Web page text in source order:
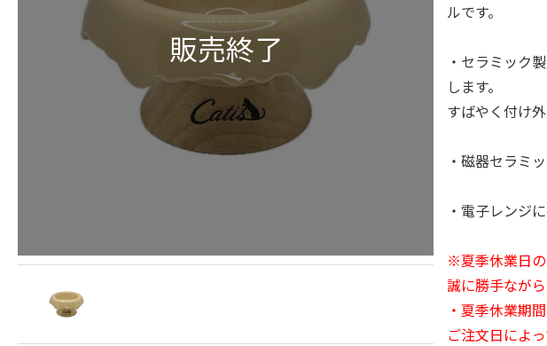
ルです。
・セラミック
します。
すばやく付け
・磁器セラミ
・電子レンジ
※夏季休業日
誠に勝手なが
・夏季休業期
ご注文日によ